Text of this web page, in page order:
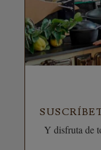
Y disfruta de